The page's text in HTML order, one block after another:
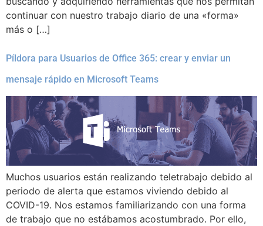
continuar con nuestro trabajo diario de una «forma»
más o […]
Píldora para Usuarios de Office 365: crear y enviar un
mensaje rápido en Microsoft Teams
Muchos usuarios están realizando teletrabajo debido al
periodo de alerta que estamos viviendo debido al
COVID-19. Nos estamos familiarizando con una forma
de trabajo que no estábamos acostumbrado. Por ello,